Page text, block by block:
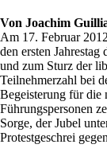
Von Joachim
Am 17. Februar
den ersten
und zum Sturz der
Teilnehmerzahl bei
Begeisterung für die
Führungspersonen
Sorge, der Jubel
Protestgeschrei